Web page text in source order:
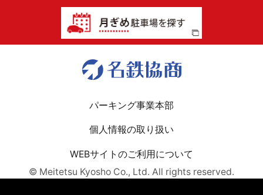
パーキング事業本部
個人情報の取り扱い
WEBサイトのご利用について
© Meitetsu Kyosho Co., Ltd. All rights reserved.